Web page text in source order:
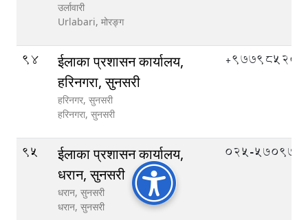
उर्लावारी
Urlabari, मोरङ्ग
94
ईलाका प्रशासन कार्यालय,
हरिनगरा, सुनसरी
हरिनगर, सुनसरी
हरिनगरा, सुनसरी
95
ईलाका प्रशासन कार्यालय,
धरान, सुनसरी
धरान, सुनसरी
धरान, सुनसरी
०२५-५७०९७०